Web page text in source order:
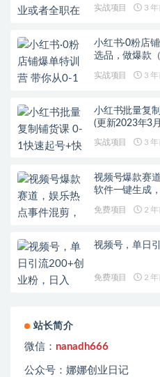
实战项目 3 年
小红书·0粉店
选品，做爆款
实战项目 3 年
小红书批量复
(更新2023年3
实战项目 3 年
视频号爆款赛
软件一键生成
免费项目 2 年
视频号，单日
免费项目 2 年
站长简介
微信： nanadh666
公众号：娜娜创业日记